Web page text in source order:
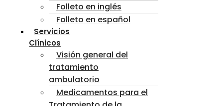
Folleto en inglés
Folleto en español
Servicios
Clínicos
Visión general del
tratamiento
ambulatorio
Medicamentos para el